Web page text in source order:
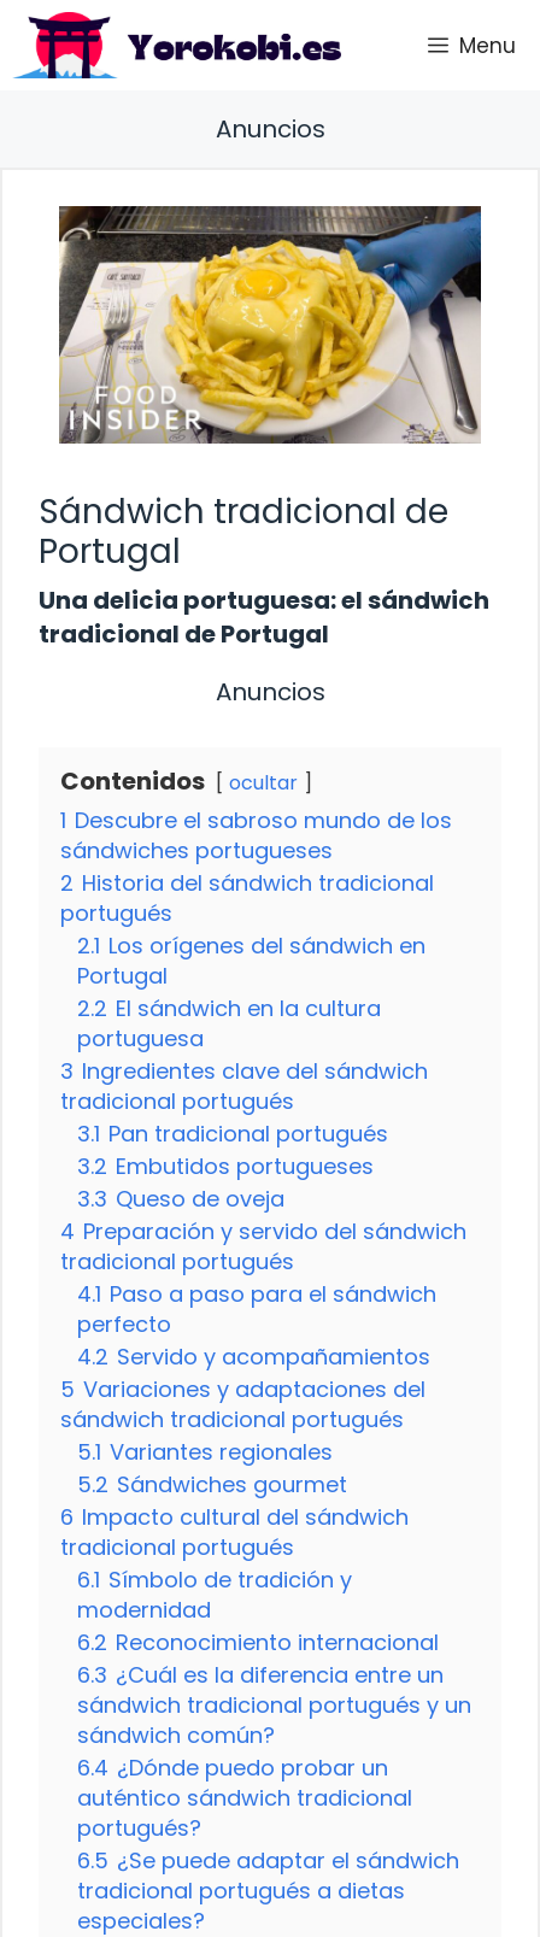
Saltar
contenido
Menu
Anuncios
Sándwich tradicional de
Portugal
Una delicia portuguesa: el sándwich
tradicional de Portugal
Anuncios
Contenidos ocultar
1 Descubre el sabroso mundo de los
sándwiches portugueses
2 Historia del sándwich tradicional
portugués
2.1 Los orígenes del sándwich en
Portugal
2.2 El sándwich en la cultura
portuguesa
3 Ingredientes clave del sándwich
tradicional portugués
3.1 Pan tradicional portugués
3.2 Embutidos portugueses
3.3 Queso de oveja
4 Preparación y servido del sándwich
tradicional portugués
4.1 Paso a paso para el sándwich
perfecto
4.2 Servido y acompañamientos
5 Variaciones y adaptaciones del
sándwich tradicional portugués
5.1 Variantes regionales
5.2 Sándwiches gourmet
6 Impacto cultural del sándwich
tradicional portugués
6.1 Símbolo de tradición y
modernidad
6.2 Reconocimiento internacional
6.3 ¿Cuál es la diferencia entre un
sándwich tradicional portugués y un
sándwich común?
6.4 ¿Dónde puedo probar un
auténtico sándwich tradicional
portugués?
6.5 ¿Se puede adaptar el sándwich
tradicional portugués a dietas
especiales?